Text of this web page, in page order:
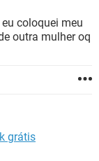
coloquei meu
outra mulher oq
grátis